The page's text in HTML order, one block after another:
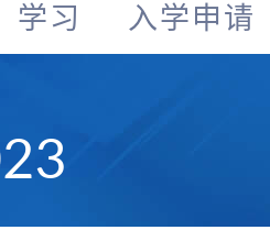
学习 入学申请